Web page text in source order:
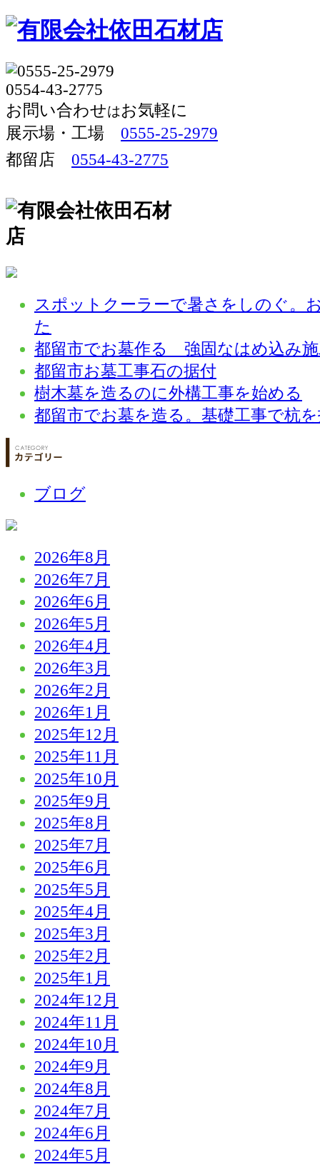
お問い合わせはお気軽に
展示場・工場  0555-25-2979
都留店 0554-43-2775
スポットクーラーで暑さをしのぐ。
た
都留市でお墓作る 強固なはめ込み
都留市お墓工事石の据付
樹木墓を造るのに外構工事を始める
都留市でお墓を造る。基礎工事で杭
ブログ
2026年8月
2026年7月
2026年6月
2026年5月
2026年4月
2026年3月
2026年2月
2026年1月
2025年12月
2025年11月
2025年10月
2025年9月
2025年8月
2025年7月
2025年6月
2025年5月
2025年4月
2025年3月
2025年2月
2025年1月
2024年12月
2024年11月
2024年10月
2024年9月
2024年8月
2024年7月
2024年6月
2024年5月